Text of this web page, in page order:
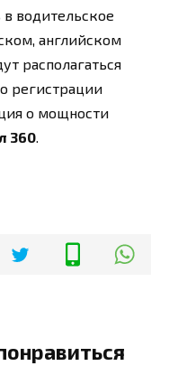
водительское
английском
располагаться
регистрации
о мощности
360.